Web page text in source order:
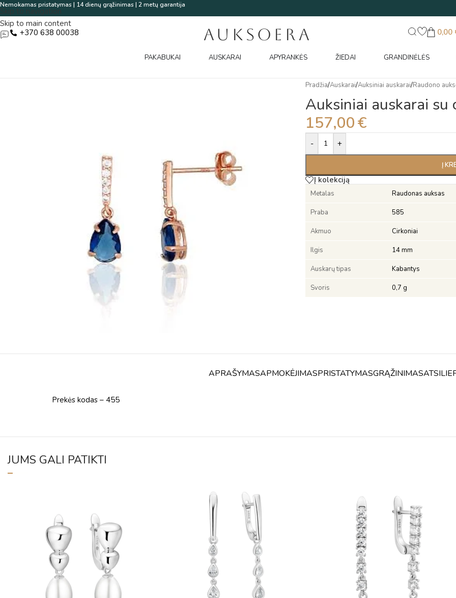
Skip to navigation
Skip to main content
Nemokamas pristatymas | 14 dienų grąžinimas | 2 metų garantija
+370 638 00038 AUKSOERA 0,00
PAKABUKAI AUSKARAI APYRANKĖS ŽIEDAI GRANDINĖLĖS
Pradžia/Auskarai/Auksiniai auskarai/Raudono
Auksiniai auskarai su
157,00€
- +
Į
Alternative:
Į kolekciją
Metalas Raudonas auksas
Praba 585
Akmuo Cirkoniai
Ilgis 14 mm
Auskarų tipas Kabantys
Svoris 0,7 g
APRAŠYMASAPMOKĖJIMASPRISTATYMASGRĄŽINIMAS
Prekės kodas – 455
JUMS GALI PATIKTI